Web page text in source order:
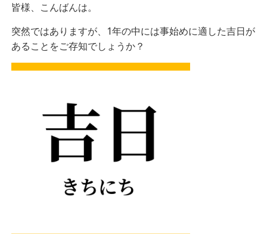
皆様、こんばんは。
突然ではありますが、1年の中には事始めに適した吉日が
あることをご存知でしょうか？